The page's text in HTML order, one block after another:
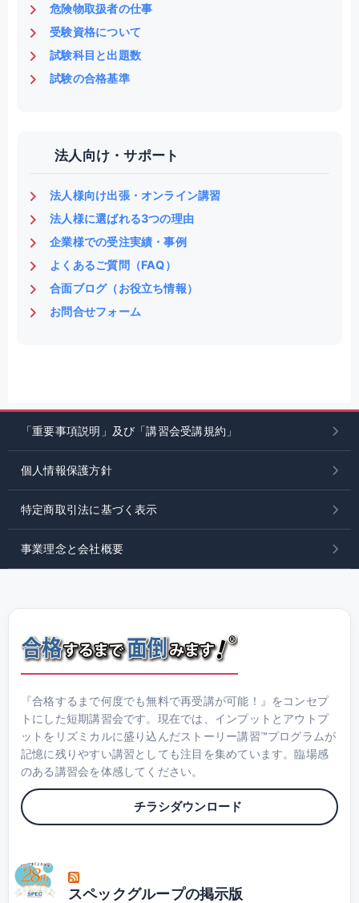
危険物取扱者の仕事
受験資格について
試験科目と出題数
試験の合格基準
法人向け・サポート
法人様向け出張・オンライン講習
法人様に選ばれる3つの理由
企業様での受注実績・事例
よくあるご質問（FAQ）
合面ブログ（お役立ち情報）
お問合せフォーム
「重要事項説明」及び「講習会受講規約」
個人情報保護方針
特定商取引法に基づく表示
事業理念と会社概要
『合格するまで何度でも無料で再受講が可能！』をコンセプ
トにした短期講習会です。現在では、インプットとアウトプ
ットをリズミカルに盛り込んだストーリー講習™プログラムが
記憶に残りやすい講習としても注目を集めています。臨場感
のある講習会を体感してください。
チラシダウンロード
スペックグループの掲示版